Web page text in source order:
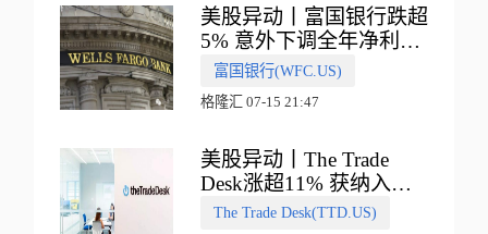
美股异动丨富国银行跌超
5% 意外下调全年净利息
收入指引
富国银行(WFC.US)
格隆汇 07-15 21:47
美股异动丨The Trade
Desk涨超11% 获纳入标
普500指数
The Trade Desk(TTD.US)